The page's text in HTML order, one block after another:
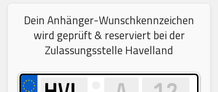
Dein Anhänger-Wunschkennzeichen
wird geprüft & reserviert bei der
Zulassungsstelle Havelland